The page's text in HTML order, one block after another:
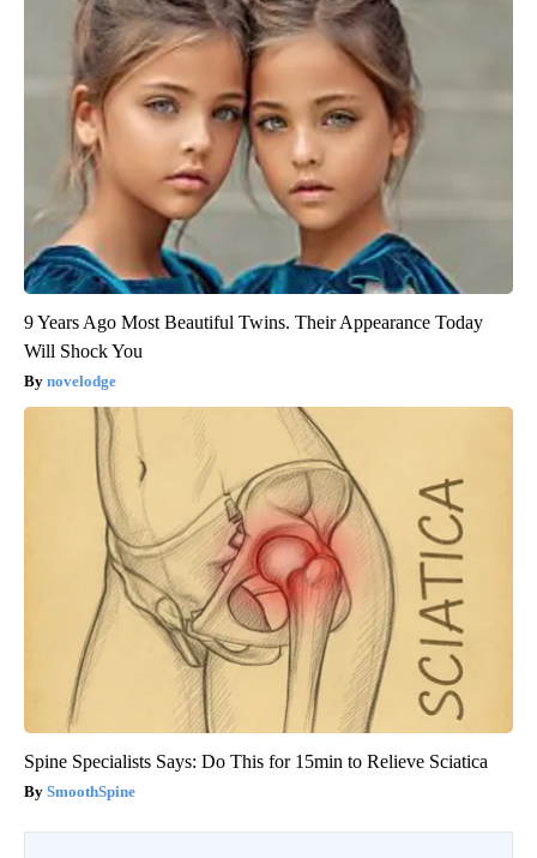
9 Years Ago Most Beautiful Twins. Their Appearance Today
Will Shock You
novelodge
Spine Specialists Says: Do This for 15min to Relieve Sciatica
SmoothSpine